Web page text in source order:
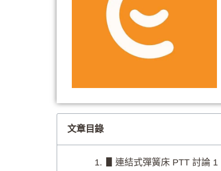
文章目錄
▋連結式彈簧床 PTT 討論